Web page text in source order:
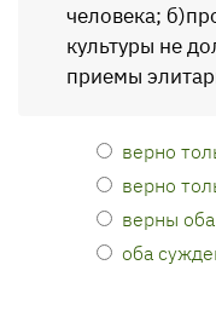
человека;
культуры не
приемы
верно
верно
верны
оба